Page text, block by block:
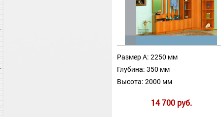
Размер А: 2250 мм
Глубина: 350 мм
Высота: 2000 мм
14 700 руб.